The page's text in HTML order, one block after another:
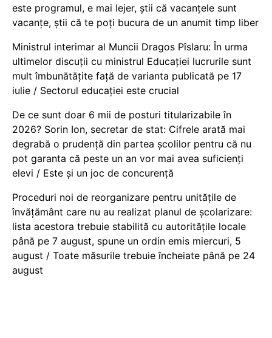
este programul, e mai lejer, știi că vacanțele sunt
vacanţe, știi că te poți bucura de un anumit timp liber
Ministrul interimar al Muncii Dragos Pîslaru: În urma
ultimelor discuții cu ministrul Educației lucrurile sunt
mult îmbunătățite față de varianta publicată pe 17
iulie / Sectorul educației este crucial
De ce sunt doar 6 mii de posturi titularizabile în
2026? Sorin Ion, secretar de stat: Cifrele arată mai
degrabă o prudență din partea școlilor pentru că nu
pot garanta că peste un an vor mai avea suficienți
elevi / Este și un joc de concurență
Proceduri noi de reorganizare pentru unitățile de
învățământ care nu au realizat planul de școlarizare:
lista acestora trebuie stabilită cu autoritățile locale
până pe 7 august, spune un ordin emis miercuri, 5
august / Toate măsurile trebuie încheiate până pe 24
august